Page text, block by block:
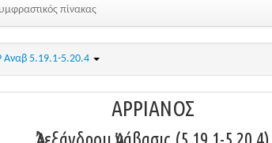
πίνακας
Αναβ 5.19.1-5.20.4
ΑΡΡΙΑΝΟΣ